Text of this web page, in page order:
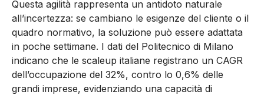
Questa agilità rappresenta un antidoto naturale
all’incertezza: se cambiano le esigenze del cliente o il
quadro normativo, la soluzione può essere adattata
in poche settimane. I dati del Politecnico di Milano
indicano che le scaleup italiane registrano un CAGR
dell’occupazione del 32%, contro lo 0,6% delle
grandi imprese, evidenziando una capacità di